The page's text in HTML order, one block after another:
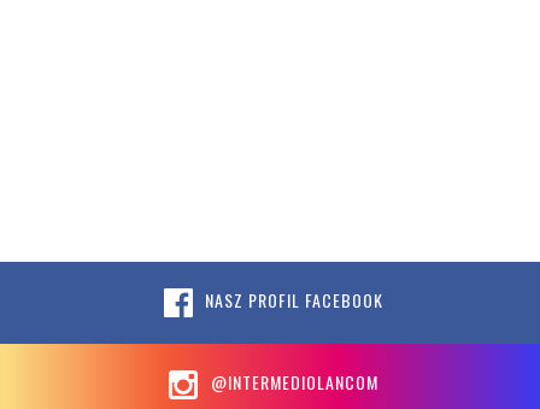
NASZ PROFIL FACEBOOK
@INTERMEDIOLANCOM